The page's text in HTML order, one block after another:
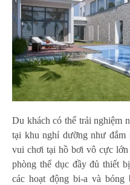
Du khách có thể trải nghiệm
tại khu nghỉ dưỡng như đắm
vui chơi tại hồ bơi vô cực
phòng thể dục đầy đủ thiết
các hoạt động bi-a và